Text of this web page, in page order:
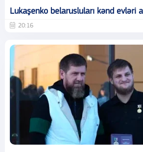
Lukaşenko belarusluları kənd evləri
20:16